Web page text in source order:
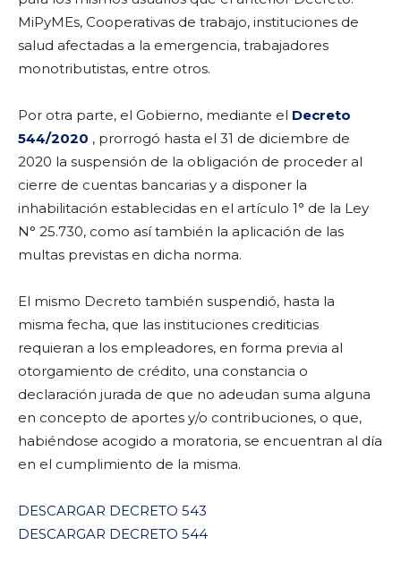
MiPyMEs, Cooperativas de trabajo, instituciones de
salud afectadas a la emergencia, trabajadores
monotributistas, entre otros.
Por otra parte, el Gobierno, mediante el Decreto
544/2020 , prorrogó hasta el 31 de diciembre de
2020 la suspensión de la obligación de proceder al
cierre de cuentas bancarias y a disponer la
inhabilitación establecidas en el artículo 1° de la Ley
N° 25.730, como así también la aplicación de las
multas previstas en dicha norma.
El mismo Decreto también suspendió, hasta la
misma fecha, que las instituciones crediticias
requieran a los empleadores, en forma previa al
otorgamiento de crédito, una constancia o
declaración jurada de que no adeudan suma alguna
en concepto de aportes y/o contribuciones, o que,
habiéndose acogido a moratoria, se encuentran al día
en el cumplimiento de la misma.
DESCARGAR DECRETO 543
DESCARGAR DECRETO 544